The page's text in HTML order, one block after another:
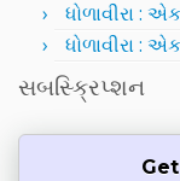
ધોળાવીરા :
ધોળાવીરા :
સબસ્ક્રિપ્શન